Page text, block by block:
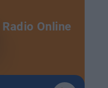
Radio Online